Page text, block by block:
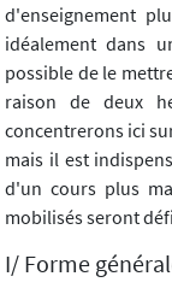
d'enseignement
idéalement dans
possible de le
raison de deux
concentrerons ici
mais il est
d'un cours plus
mobilisés seront
I/ Forme